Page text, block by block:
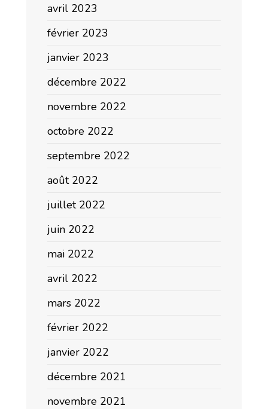
avril 2023
février 2023
janvier 2023
décembre 2022
novembre 2022
octobre 2022
septembre 2022
août 2022
juillet 2022
juin 2022
mai 2022
avril 2022
mars 2022
février 2022
janvier 2022
décembre 2021
novembre 2021